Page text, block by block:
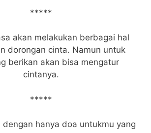
*****
akan melakukan berbagai hal
dorongan cinta. Namun untuk
berikan akan bisa mengatur
cintanya.
*****
dengan hanya doa untukmu yang